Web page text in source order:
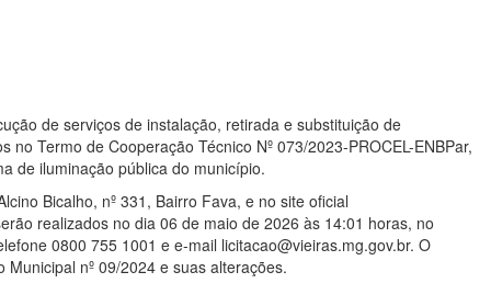
de serviços de instalação, retirada e substituição de
Termo de Cooperação Técnico Nº 073/2023-PROCEL-ENBPar,
de iluminação pública do município.
Bicalho, nº 331, Bairro Fava, e no site oficial
realizados no dia 06 de maio de 2026 às 14:01 horas, no
0800 755 1001 e e-mail licitacao@vieiras.mg.gov.br. O
nº 09/2024 e suas alterações.